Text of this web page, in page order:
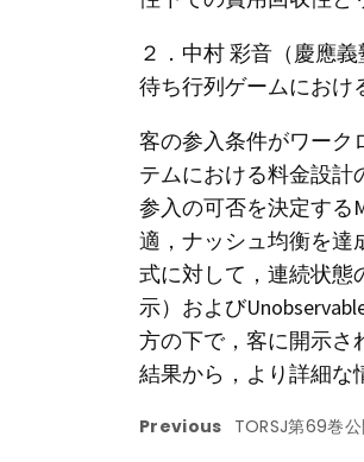
２．中村 彩音（慶應義
待ち行列ゲームにおけ
客の参入条件がワーク
テムにおける料金設計
参入の可否を決定する
適，ナッシュ均衡を達
式に対して，連続状態
示）および
方の下で，客に開示さ
結果から，より詳細な
Previous TORSJ第69巻